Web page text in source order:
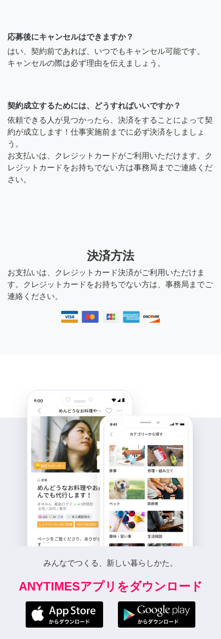
応募後にキャンセルはできますか？
はい、契約前であれば、いつでもキャンセル可能です。
キャンセルの際は必ず理由を伝えましょう。
契約成立するためには、どうすればいいですか？
依頼できる人が見つかったら、決済をすることによって契
約が成立します！仕事実施前までに必ず決済をしましょ
う。
お支払いは、クレジットカードがご利用いただけます。ク
レジットカードをお持ちでない方は事務局までご連絡くだ
さい。
決済方法
お支払いは、クレジットカード決済がご利用いただけま
す。クレジットカードをお持ちでない方は、事務局までご
連絡ください。
みんなでつくる、新しい暮らしかた。
ANYTIMESアプリをダウンロード